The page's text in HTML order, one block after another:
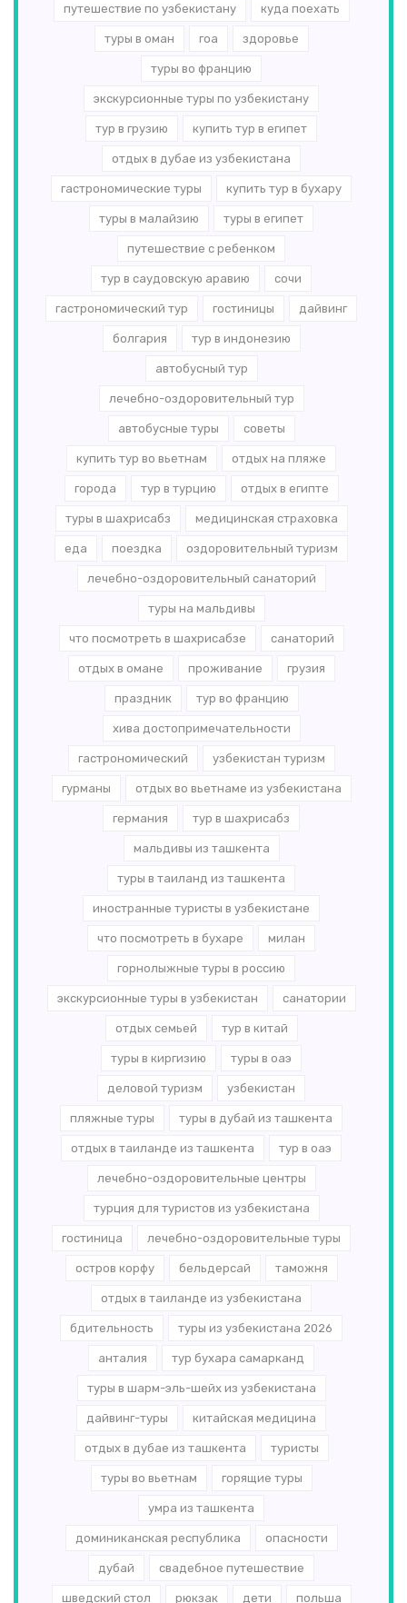
путешествие по узбекистану куда поехать
туры в оман гоа здоровье
туры во францию
экскурсионные туры по узбекистану
тур в грузию купить тур в египет
отдых в дубае из узбекистана
гастрономические туры купить тур в бухару
туры в малайзию туры в египет
путешествие с ребенком
тур в саудовскую аравию сочи
гастрономический тур гостиницы дайвинг
болгария тур в индонезию
автобусный тур
лечебно-оздоровительный тур
автобусные туры советы
купить тур во вьетнам отдых на пляже
города тур в турцию отдых в египте
туры в шахрисабз медицинская страховка
еда поездка оздоровительный туризм
лечебно-оздоровительный санаторий
туры на мальдивы
что посмотреть в шахрисабзе санаторий
отдых в омане проживание грузия
праздник тур во францию
хива достопримечательности
гастрономический узбекистан туризм
гурманы отдых во вьетнаме из узбекистана
германия тур в шахрисабз
мальдивы из ташкента
туры в таиланд из ташкента
иностранные туристы в узбекистане
что посмотреть в бухаре милан
горнолыжные туры в россию
экскурсионные туры в узбекистан санатории
отдых семьей тур в китай
туры в киргизию туры в оаэ
деловой туризм узбекистан
пляжные туры туры в дубай из ташкента
отдых в таиланде из ташкента тур в оаэ
лечебно-оздоровительные центры
турция для туристов из узбекистана
гостиница лечебно-оздоровительные туры
остров корфу бельдерсай таможня
отдых в таиланде из узбекистана
бдительность туры из узбекистана 2026
анталия тур бухара самарканд
туры в шарм-эль-шейх из узбекистана
дайвинг-туры китайская медицина
отдых в дубае из ташкента туристы
туры во вьетнам горящие туры
умра из ташкента
доминиканская республика опасности
дубай свадебное путешествие
шведский стол рюкзак дети польша